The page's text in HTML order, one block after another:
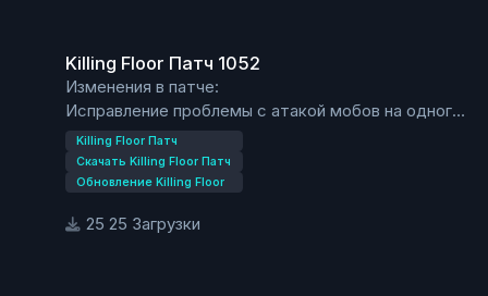
Killing Floor Патч 1052
Изменения в патче:
Исправление проблемы с атакой мобов на одного
игрока.
Killing Floor Патч
Скачать Killing Floor Патч
Обновление Killing Floor
25 Загрузки